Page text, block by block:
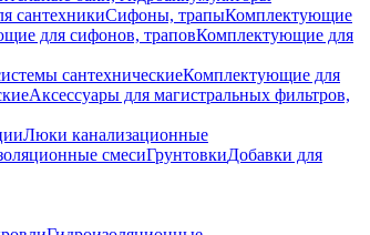
сантехникиСифоны, трапыКомплектующие
для сифонов, траповКомплектующие для
сантехническиеКомплектующие для
Аксессуары для магистральных фильтров,
Люки канализационные
смесиГрунтовкиДобавки для